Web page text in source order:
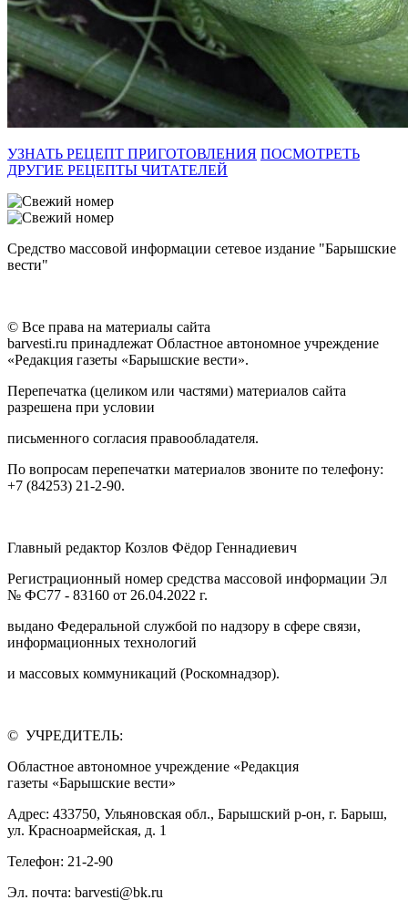
УЗНАТЬ РЕЦЕПТ ПРИГОТОВЛЕНИЯ ПОСМОТРЕТЬ
ДРУГИЕ РЕЦЕПТЫ ЧИТАТЕЛЕЙ
Средство массовой информации сетевое издание "Барышские
вести"
© Все права на материалы сайта
barvesti.ru принадлежат Областное автономное учреждение
«Редакция газеты «Барышские вести».
Перепечатка (целиком или частями) материалов сайта
разрешена при условии
письменного согласия правообладателя.
По вопросам перепечатки материалов звоните по телефону:
+7 (84253) 21-2-90.
Главный редактор Козлов Фёдор Геннадиевич
Регистрационный номер средства массовой информации Эл
№ ФС77 - 83160 от 26.04.2022 г.
выдано Федеральной службой по надзору в сфере связи,
информационных технологий
и массовых коммуникаций (Роскомнадзор).
© УЧРЕДИТЕЛЬ:
Областное автономное учреждение «Редакция
газеты «Барышские вести»
Адрес: 433750, Ульяновская обл., Барышский р-он, г. Барыш,
ул. Красноармейская, д. 1
Телефон: 21-2-90
Эл. почта: barvesti@bk.ru